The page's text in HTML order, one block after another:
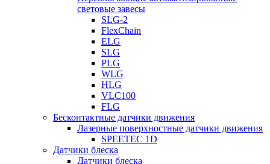
световые завесы
SLG-2
FlexChain
ELG
SLG
PLG
WLG
HLG
VLC100
FLG
Бесконтактные датчики движения
Лазерные поверхностные датчики движения
SPEETEC 1D
Датчики блеска
Датчики блеска